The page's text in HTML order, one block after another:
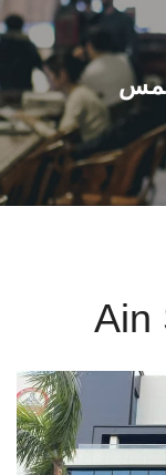
عن الجامعة
القطاعـات
الشئون الأكاديمية
البحث العلمي
المراكز والوحدات
الأنظمة الذكية
الإعلام
Ain